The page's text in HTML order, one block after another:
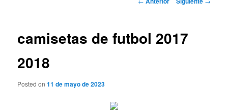
camisetas de futbol 2017
2018
Posted on11 de mayo de 2023